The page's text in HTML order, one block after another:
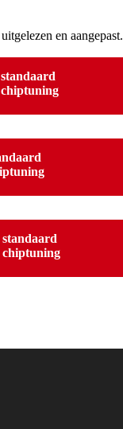
en aangepast.
chiptuning